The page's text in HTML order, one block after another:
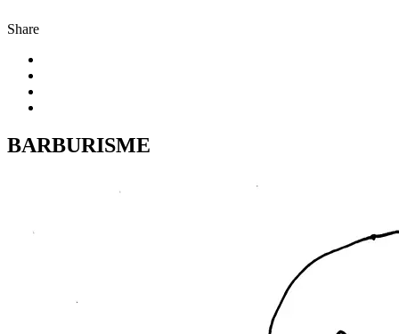
Share
BARBURISME